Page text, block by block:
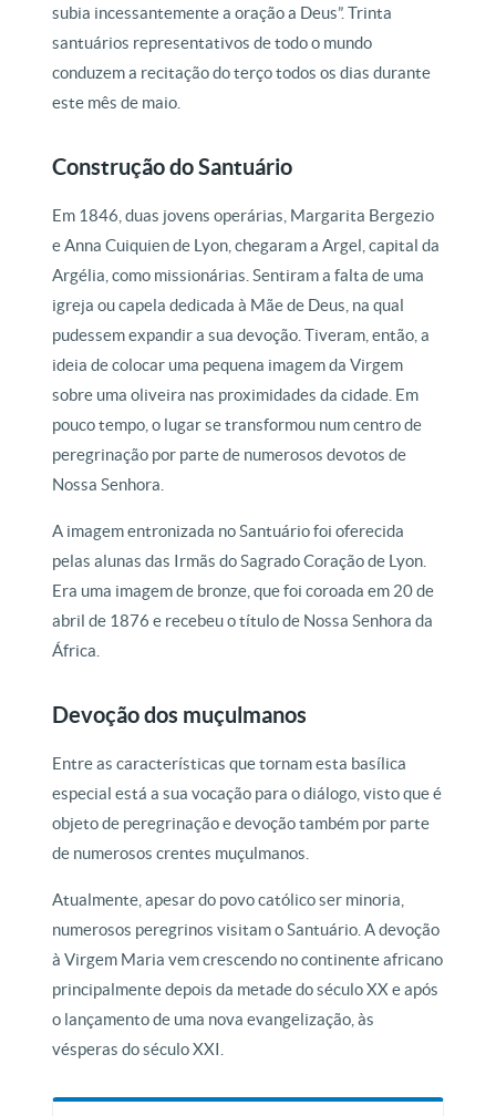
subia incessantemente a oração a Deus”. Trinta
santuários representativos de todo o mundo
conduzem a recitação do terço todos os dias durante
este mês de maio.
Construção do Santuário
Em 1846, duas jovens operárias, Margarita Bergezio
e Anna Cuiquien de Lyon, chegaram a Argel, capital da
Argélia, como missionárias. Sentiram a falta de uma
igreja ou capela dedicada à Mãe de Deus, na qual
pudessem expandir a sua devoção. Tiveram, então, a
ideia de colocar uma pequena imagem da Virgem
sobre uma oliveira nas proximidades da cidade. Em
pouco tempo, o lugar se transformou num centro de
peregrinação por parte de numerosos devotos de
Nossa Senhora.
A imagem entronizada no Santuário foi oferecida
pelas alunas das Irmãs do Sagrado Coração de Lyon.
Era uma imagem de bronze, que foi coroada em 20 de
abril de 1876 e recebeu o título de Nossa Senhora da
África.
Devoção dos muçulmanos
Entre as características que tornam esta basílica
especial está a sua vocação para o diálogo, visto que é
objeto de peregrinação e devoção também por parte
de numerosos crentes muçulmanos.
Atualmente, apesar do povo católico ser minoria,
numerosos peregrinos visitam o Santuário. A devoção
à Virgem Maria vem crescendo no continente africano
principalmente depois da metade do século XX e após
o lançamento de uma nova evangelização, às
vésperas do século XXI.